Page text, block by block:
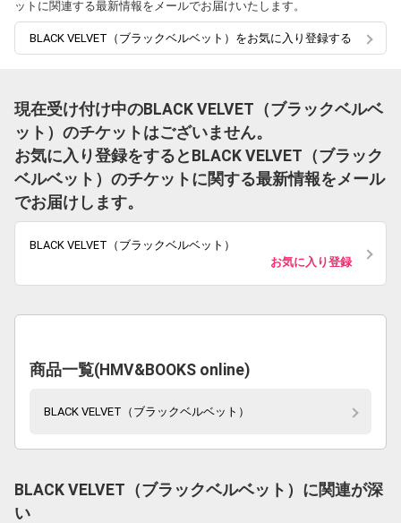
ットに関連する最新情報をメールでお届けいたします。
BLACK VELVET（ブラックベルベット）をお気に入り登録する
現在受け付け中のBLACK VELVET（ブラックベルベ
ット）のチケットはございません。
お気に入り登録をするとBLACK VELVET（ブラック
ベルベット）のチケットに関する最新情報をメール
でお届けします。
BLACK VELVET（ブラックベルベット）
お気に入り登録
商品一覧(HMV&BOOKS online)
BLACK VELVET（ブラックベルベット）
BLACK VELVET（ブラックベルベット）に関連が深
い